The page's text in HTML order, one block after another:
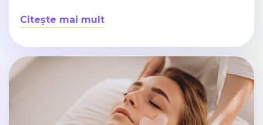
Citește mai mult